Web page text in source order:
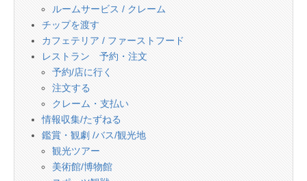
ルームサービス / クレーム
チップを渡す
カフェテリア / ファーストフード
レストラン 予約・注文
予約/店に行く
注文する
クレーム・支払い
情報収集/たずねる
鑑賞・観劇 /バス/観光地
観光ツアー
美術館/博物館